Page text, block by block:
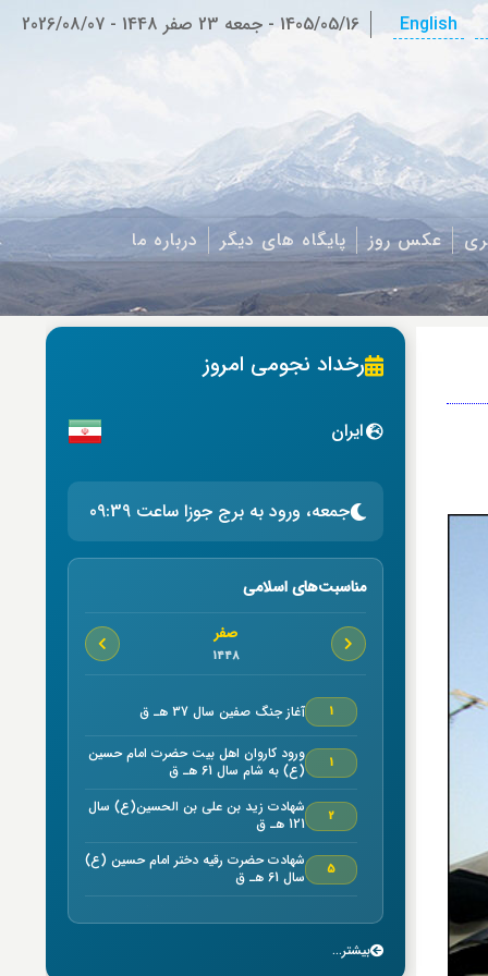
1405/05/16
- جمعه 23 صفر 1448 -
2026/08/07 English
عکس روز پایگاه های دیگر درباره ما
رخداد نجومی امروز
ایران
جمعه، ورود به برج جوزا ساعت 09:39
مناسبت‌های اسلامی
صفر
1448
1 آغاز جنگ صفين سال 37 هـ ق
1
ورود كاروان اهل بيت حضرت امام حسين
(ع) به شام سال 61 هـ ق
2
شهادت زيد بن علي بن الحسين(ع) سال
121 هـ ق
5
شهادت حضرت رقیه دختر امام حسین (ع)
سال 61 هـ ق
7
هـ ق بنا به روایتی
بیشتر...